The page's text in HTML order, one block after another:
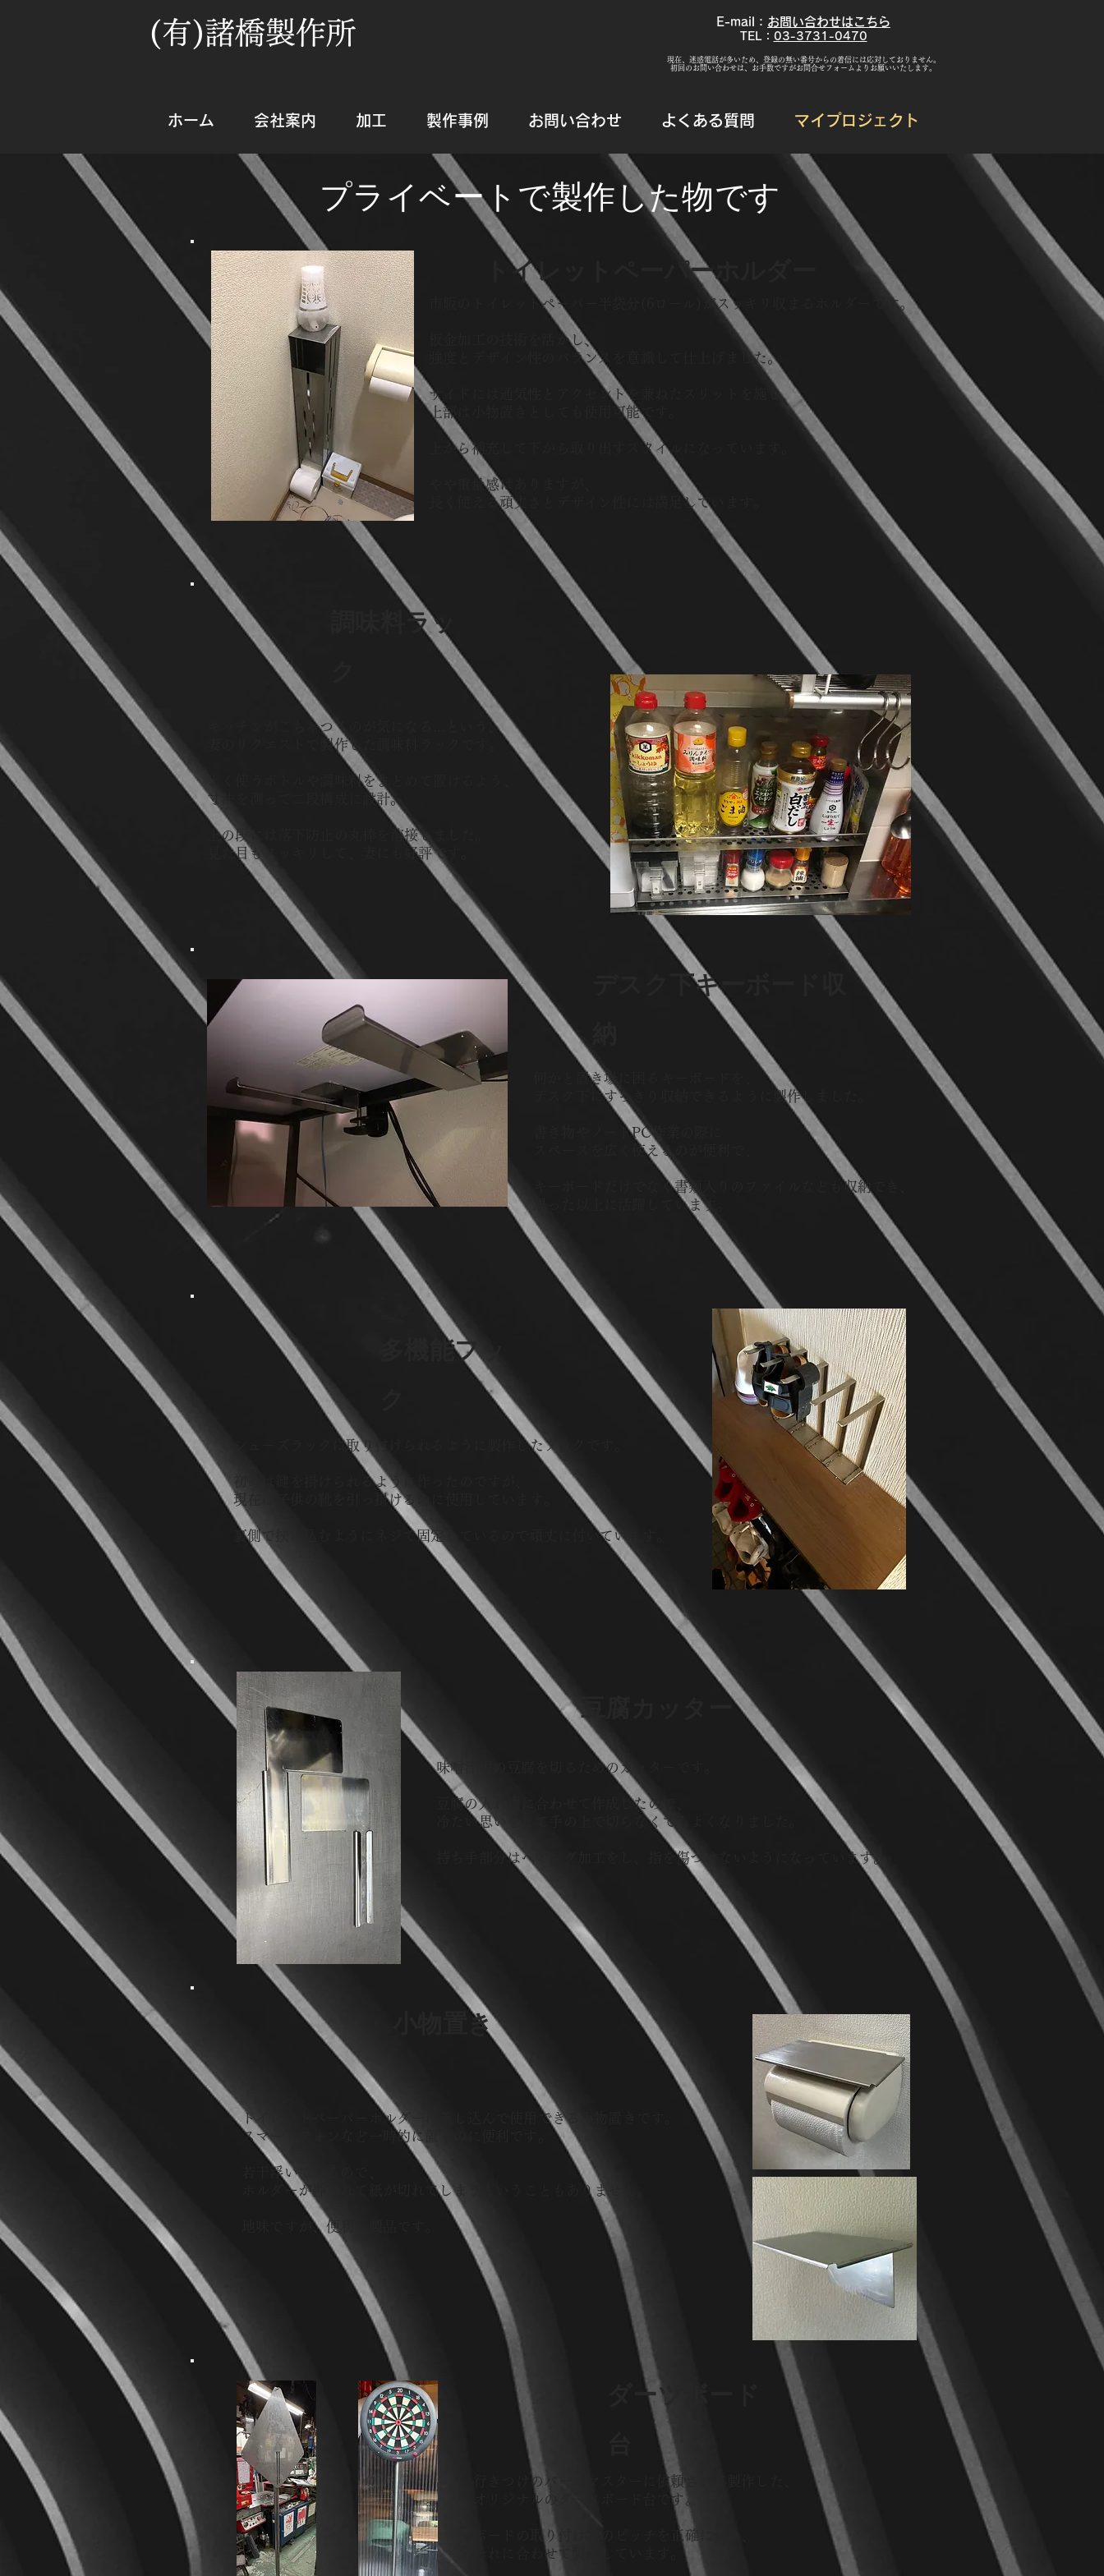
(有)諸橋製作所 E-mail： お問い合わせはこちら
TEL： 03-3731-0470
現在、迷惑電話が多いため、登録の無い番号からの着信には応対しておりません。
​初回のお問い合わせは、お手数ですがお問合せフォームよりお願いいたします。
ホーム 会社案内 加工 製作事例 お問い合わせ よくある質問 マイプロジェクト
プライベートで製作した物です
​トイレットペーパーホルダー
市販のトイレットペーパー半袋分(6ロール)がスッキリ収まるホルダーです。
板金加工の技術を活かし、
強度とデザイン性のバランスを意識して仕上げました。
サイドには通気性とアクセントを兼ねたスリットを施し、
上部は小物置きとしても使用可能です。
上から補充して下から取り出すスタイルになっています​。
​やや重量感はありますが、
長く使える頑丈さとデザイン性には満足しています。
調味料ラッ
キッチンがごちゃつくのが気になる...という、
妻のリクエストで製作した調味料ラックです。
よく使うボトルや調味料をまとめて置けるよう、
寸法を測って二段構成に設計。
上の段には落下防止の丸棒を溶接しました。
​見た目もスッキリして、妻にも好評です。
​デスク下キーボード収
何かと置き場に困るキーボードを、
デスク下にすっきり収納できるように製作しました。
書き物やノートPC作業の際に
スペースを広く使えるのが便利で、
​キーボードだけでなく書類入りのファイルなども収納でき、
思った以上に活躍しています。
​多機能フッ
シューズラックに取り付けられるように製作したフックです。
​初めは鍵を掛けられるように作ったのですが、
現在は子供の靴を引っ掛けるのに使用しています。
​裏側で挟み込むようにネジで固定しているので頑丈に付いています。
​豆腐カッター
味噌汁用の豆腐を切るためのカッターです。
豆腐の入れ物に合わせて作成したので、
冷たい思いをして手の上で切らなくてもよくなりました。
持ち手部分はヘミング加工 指を傷つけないようになっています。
​小物置き
トイレットペーパーホルダーに 使用できる
スマートフォンなど一時的に置くのに便利です。
若干浮いているので、
ホルダーが押されて
紙が切れてしまうということもありません。
地味ですが、便利な製品です。
ダーツボード
行きつけのバーのマスターに依頼されて製作した、
オリジナルのダーツボード台です。
ボードの取り付け穴のピッチを正確に測り、
それに合わせて製作しています。